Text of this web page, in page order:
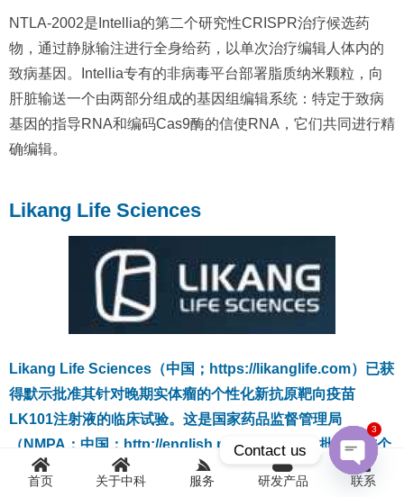
NTLA-2002是Intellia的第二个研究性CRISPR治疗候选药
物，通过静脉输注进行全身给药，以单次治疗编辑人体内的
致病基因。Intellia专有的非病毒平台部署脂质纳米颗粒，向
肝脏输送一个由两部分组成的基因组编辑系统：特定于致病
基因的指导RNA和编码Cas9酶的信使RNA，它们共同进行精
确编辑。
Likang Life Sciences
Likang Life Sciences（中国；https://likanglife.com）已获
得默示批准其针对晚期实体瘤的个性化新抗原靶向疫苗
LK101注射液的临床试验。这是国家药品监督管理局
（NMPA；中国；http://english.nmpa.gov.cn）批准的首个
个性化新抗原疫苗和 mRNA 编辑产品) 进入临床阶段。
首页 关于中科 服务 研发产品 联系
Contact us
Open
3